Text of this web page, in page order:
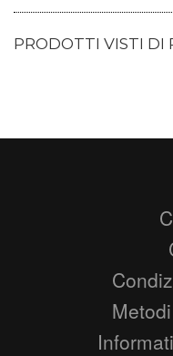
PRODOTTI VISTI DI